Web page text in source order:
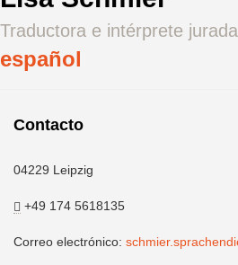
Traductora e intérprete
español
Contacto
04229 Leipzig
+49 174 5618135
Correo electrónico: